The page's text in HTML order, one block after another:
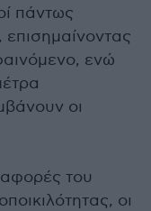
πάντως
επισημαίνοντας
ενώ
οι
του
οι